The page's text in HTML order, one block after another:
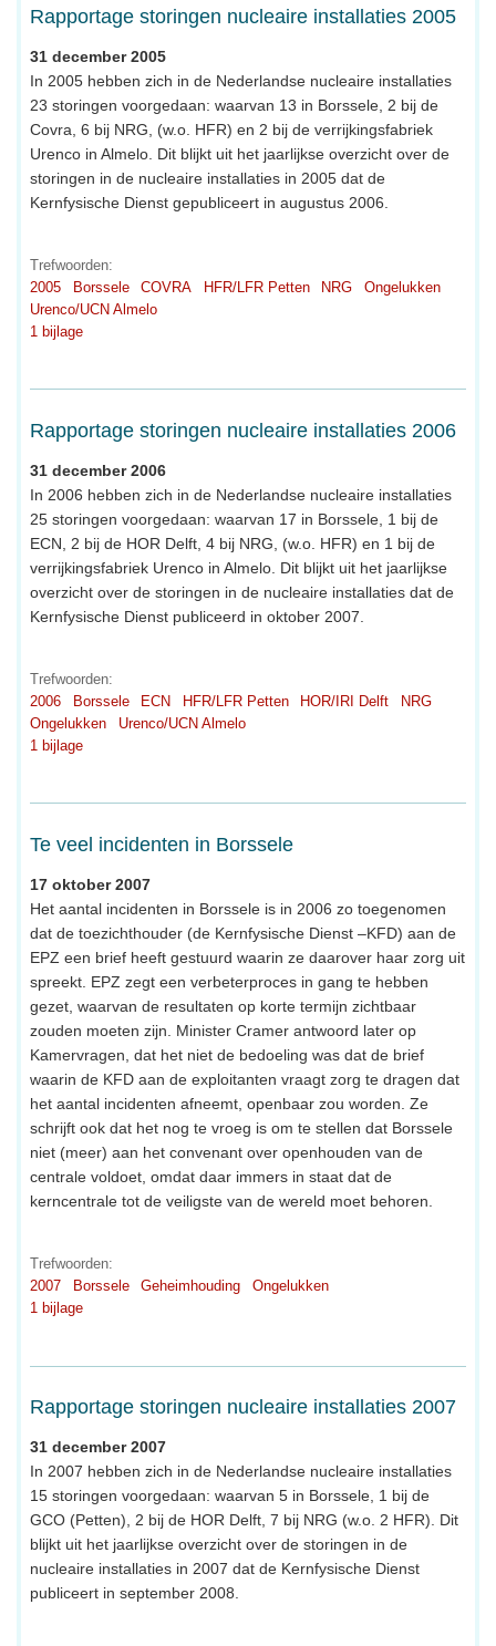
Rapportage storingen nucleaire installaties 2005
31 december 2005
In 2005 hebben zich in de Nederlandse nucleaire installaties
23 storingen voorgedaan: waarvan 13 in Borssele, 2 bij de
Covra, 6 bij NRG, (w.o. HFR) en 2 bij de verrijkingsfabriek
Urenco in Almelo. Dit blijkt uit het jaarlijkse overzicht over de
storingen in de nucleaire installaties in 2005 dat de
Kernfysische Dienst gepubliceert in augustus 2006.
Trefwoorden:
2005
Borssele COVRA HFR/LFR Petten NRG
Ongelukken
Urenco/UCN Almelo
1 bijlage
Rapportage storingen nucleaire installaties 2006
31 december 2006
In 2006 hebben zich in de Nederlandse nucleaire installaties
25 storingen voorgedaan: waarvan 17 in Borssele, 1 bij de
ECN, 2 bij de HOR Delft, 4 bij NRG, (w.o. HFR) en 1 bij de
verrijkingsfabriek Urenco in Almelo. Dit blijkt uit het jaarlijkse
overzicht over de storingen in de nucleaire installaties dat de
Kernfysische Dienst publiceerd in oktober 2007.
Trefwoorden:
2006
Borssele ECN HFR/LFR Petten HOR/IRI Delft
NRG
Ongelukken
Urenco/UCN Almelo
1 bijlage
Te veel incidenten in Borssele
17 oktober 2007
Het aantal incidenten in Borssele is in 2006 zo toegenomen
dat de toezichthouder (de Kernfysische Dienst –KFD) aan de
EPZ een brief heeft gestuurd waarin ze daarover haar zorg uit
spreekt. EPZ zegt een verbeterproces in gang te hebben
gezet, waarvan de resultaten op korte termijn zichtbaar
zouden moeten zijn. Minister Cramer antwoord later op
Kamervragen, dat het niet de bedoeling was dat de brief
waarin de KFD aan de exploitanten vraagt zorg te dragen dat
het aantal incidenten afneemt, openbaar zou worden. Ze
schrijft ook dat het nog te vroeg is om te stellen dat Borssele
niet (meer) aan het convenant over openhouden van de
centrale voldoet, omdat daar immers in staat dat de
kerncentrale tot de veiligste van de wereld moet behoren.
Trefwoorden:
2007
Borssele Geheimhouding
Ongelukken
1 bijlage
Rapportage storingen nucleaire installaties 2007
31 december 2007
In 2007 hebben zich in de Nederlandse nucleaire installaties
15 storingen voorgedaan: waarvan 5 in Borssele, 1 bij de
GCO (Petten), 2 bij de HOR Delft, 7 bij NRG (w.o. 2 HFR). Dit
blijkt uit het jaarlijkse overzicht over de storingen in de
nucleaire installaties in 2007 dat de Kernfysische Dienst
publiceert in september 2008.